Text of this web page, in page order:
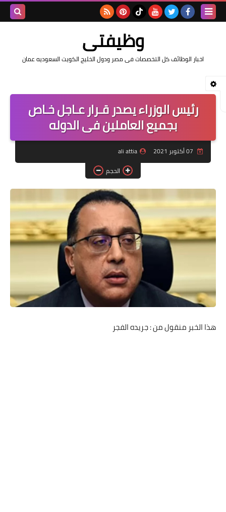
وظيفتى
اخبار الوظائف كل التخصصات فى مصر ودول الخليج الكويت السعوديه عمان
رئيس الوزراء يصدر قـرار عـاجل خـاص
بجميع العاملين فى الدوله
ali attia
الحجم
هذا الخبر منقول من : جريده الفجر